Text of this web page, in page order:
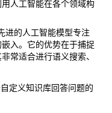
人工智能在各个领域构
进的人工智能模型专注
入。它的优势在于捕捉
常适合进行语义搜索、
定义知识库回答问题的